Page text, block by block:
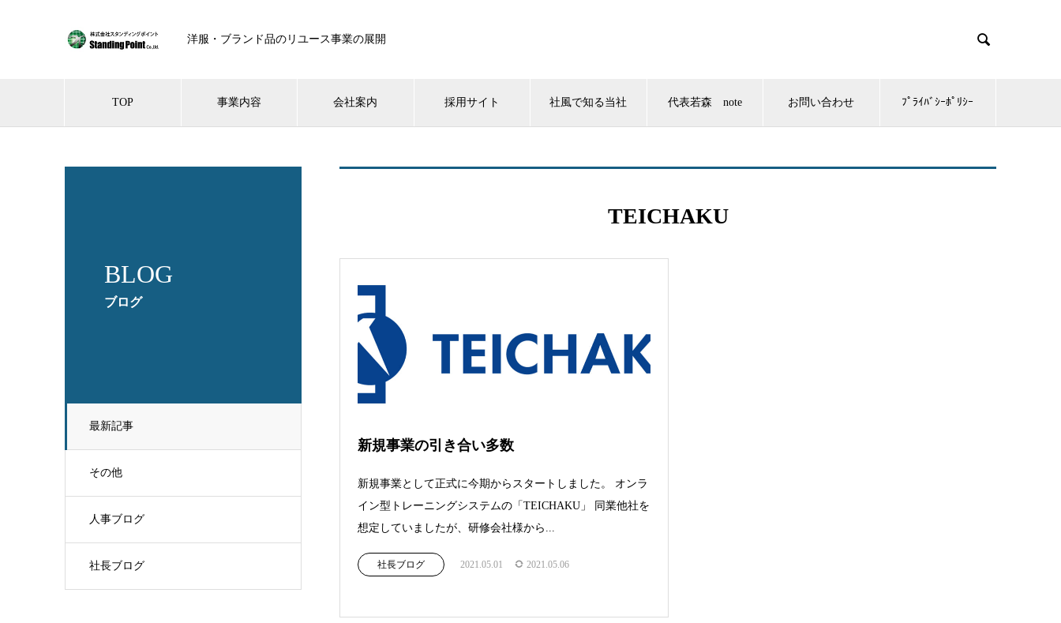
洋服・ブランド品のリユース事業の展開 
TOP 事業内容 会社案内 採用サイト 社風で知る当社 代表若森 note お問い合わせ ﾌﾟﾗｲﾊﾞｼｰﾎﾟﾘｼｰ
BLOG
ブログ
最新記事
その他
人事ブログ
社長ブログ
TEICHAKU
新規事業の引き合い多数
新規事業として正式に今期からスタートしました。 オンラ
イン型トレーニングシステムの「TEICHAKU」 同業他社を
想定していましたが、研修会社様から...
社長ブログ 2021.05.01 2021.05.06